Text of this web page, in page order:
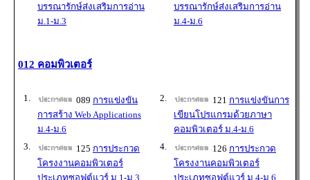
บรรณารักษ์ส่งเสริมการอ่าน
ม.1-ม.3
บรรณารักษ์ส่งเสริมการอ่าน
ม.4-ม.6
012 คอมพิวเตอร์
1. 089 การแข่งขัน
การสร้าง Web Applications
ม.4-ม.6
2. 121 การแข่งขันการ
เขียนโปรแกรมด้วยภาษา
คอมพิวเตอร์ ม.4-ม.6
3.
125 การประกวด
โครงงานคอมพิวเตอร์
ประเภทซอฟต์แวร์ ม.1-ม.3
4. 126 การประกวด
โครงงานคอมพิวเตอร์
ประเภทซอฟต์แวร์ ม.4-ม.6